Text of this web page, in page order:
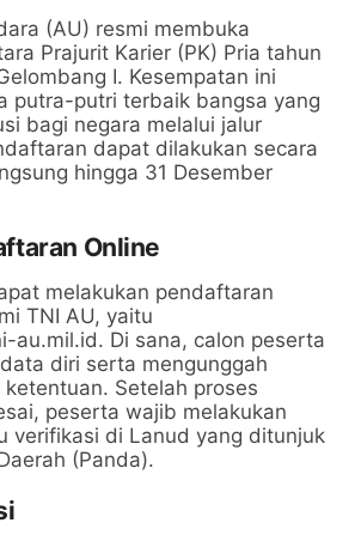
(AU) resmi membuka
Prajurit Karier (PK) Pria tahun
I. Kesempatan ini
putra-putri terbaik bangsa yang
bagi negara melalui jalur
dapat dilakukan secara
hingga 31 Desember
Online
melakukan pendaftaran
TNI AU, yaitu
au.mil.id. Di sana, calon peserta
diri serta mengunggah
Setelah proses
peserta wajib melakukan
verifikasi di Lanud yang ditunjuk
(Panda).